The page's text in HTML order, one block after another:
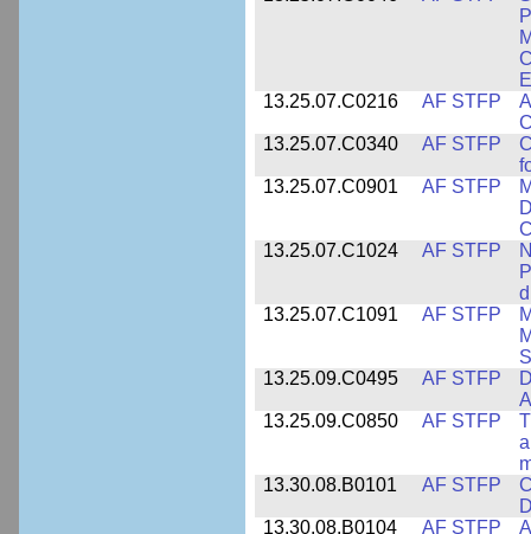
13.25.07.C0216
AF STFP
13.25.07.C0340
AF STFP
13.25.07.C0901
AF STFP
13.25.07.C1024
AF STFP
13.25.07.C1091
AF STFP
13.25.09.C0495
AF STFP
13.25.09.C0850
AF STFP
13.30.08.B0101
AF STFP
13.30.08.B0104
AF STFP